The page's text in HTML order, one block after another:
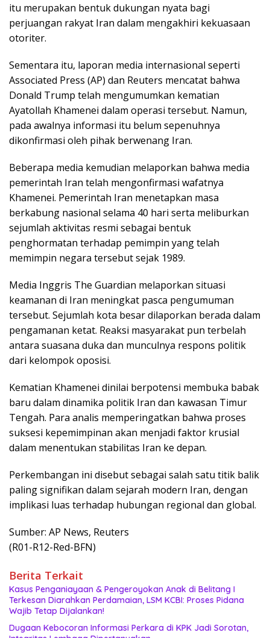
itu merupakan bentuk dukungan nyata bagi
perjuangan rakyat Iran dalam mengakhiri kekuasaan
otoriter.
Sementara itu, laporan media internasional seperti
Associated Press (AP) dan Reuters mencatat bahwa
Donald Trump telah mengumumkan kematian
Ayatollah Khamenei dalam operasi tersebut. Namun,
pada awalnya informasi itu belum sepenuhnya
dikonfirmasi oleh pihak berwenang Iran.
Beberapa media kemudian melaporkan bahwa media
pemerintah Iran telah mengonfirmasi wafatnya
Khamenei. Pemerintah Iran menetapkan masa
berkabung nasional selama 40 hari serta meliburkan
sejumlah aktivitas resmi sebagai bentuk
penghormatan terhadap pemimpin yang telah
memimpin negara tersebut sejak 1989.
Media Inggris The Guardian melaporkan situasi
keamanan di Iran meningkat pasca pengumuman
tersebut. Sejumlah kota besar dilaporkan berada dalam
pengamanan ketat. Reaksi masyarakat pun terbelah
antara suasana duka dan munculnya respons politik
dari kelompok oposisi.
Kematian Khamenei dinilai berpotensi membuka babak
baru dalam dinamika politik Iran dan kawasan Timur
Tengah. Para analis memperingatkan bahwa proses
suksesi kepemimpinan akan menjadi faktor krusial
dalam menentukan stabilitas Iran ke depan.
Perkembangan ini disebut sebagai salah satu titik balik
paling signifikan dalam sejarah modern Iran, dengan
implikasi luas terhadap hubungan regional dan global.
Sumber: AP News, Reuters
(R01-R12-Red-BFN)
Berita Terkait
Kasus Penganiayaan & Pengeroyokan Anak di Belitang I
Terkesan Diarahkan Perdamaian, LSM KCBI: Proses Pidana
Wajib Tetap Dijalankan!
Dugaan Kebocoran Informasi Perkara di KPK Jadi Sorotan,